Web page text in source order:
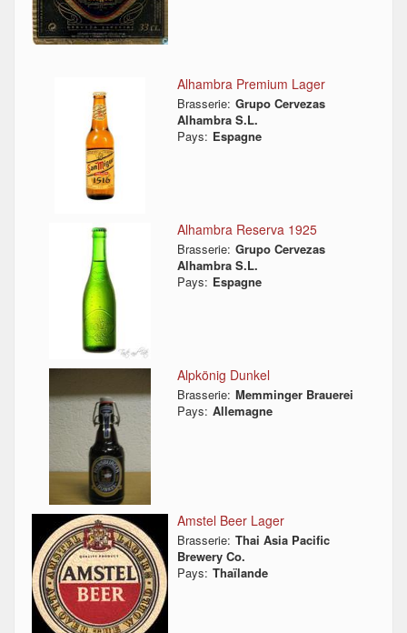
Alhambra Premium Lager
Brasserie: Grupo Cervezas
Alhambra S.L.
Pays: Espagne
Alhambra Reserva 1925
Brasserie: Grupo Cervezas
Alhambra S.L.
Pays: Espagne
Alpkönig Dunkel
Brasserie: Memminger Brauerei
Pays: Allemagne
Amstel Beer Lager
Brasserie: Thai Asia Pacific
Brewery Co.
Pays: Thaïlande